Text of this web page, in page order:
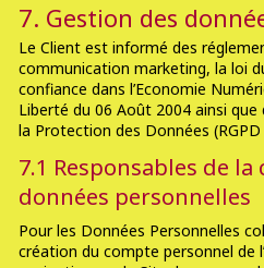
7. Gestion des
Le Client est informé des
communication marketing, la loi
confiance dans l’Economie
Liberté du 06 Août 2004 ainsi
la Protection des Données (RGPD
7.1 Responsables de la
données personnelles
Pour les Données Personnelles
création du compte personnel de